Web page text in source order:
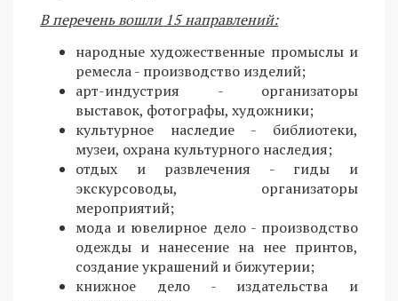
В перечень вошли 15 направлений:
народные художественные промыслы и
ремесла - производство изделий;
арт-индустрия - организаторы
выставок, фотографы, художники;
культурное наследие - библиотеки,
музеи, охрана культурного наследия;
отдых и развлечения - гиды и
экскурсоводы, организаторы
мероприятий;
мода и ювелирное дело - производство
одежды и нанесение на нее принтов,
создание украшений и бижутерии;
книжное дело - издательства и